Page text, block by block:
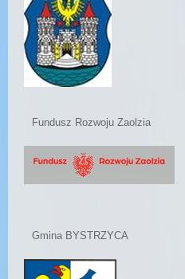
Fundusz Rozwoju Zaolzia
Gmina BYSTRZYCA